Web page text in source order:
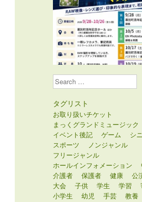
Search
タグリスト
お取り扱いチケット
まっくグランドミュージック
イベント後記
ゲーム
シ
スポーツ
ノンジャンル
フリージャンル
ホールインフォメーション
介護者
保護者 健康 公
大会
子供 学生 学習
小学生
幼児 手芸 教養